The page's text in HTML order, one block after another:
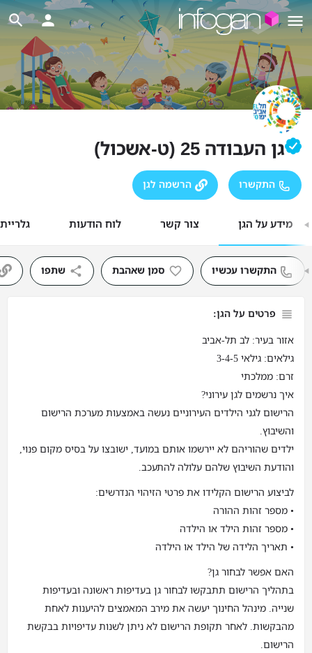
גן העבודה 25 (ט-אשכול)
התקשרו הרשמה לגן
מידע על הגן צור קשר לוח הודעות
התקשרו עכשיו סמן שאהבת שתפו
פרטים על הגן:
אזור בעיר: לב תל-אביב
גילאים: גילאי 3-4-5
זרם: ממלכתי
איך נרשמים לגן עירוני?
הרישום לגני הילדים העירוניים נעשה באמצעות מערכת הרישום
והשיבוץ.
ילדים שהוריהם לא יירשמו אותם במועד, ישובצו על בסיס מקום פנוי,
והודעת השיבוץ שלהם עלולה להתעכב.
לביצוע הרישום הקלידו את פרטי הזיהוי הנדרשים:
• מספר זהות ההורה
• מספר זהות הילד או הילדה
• תאריך הלידה של הילד או הילדה
האם אפשר לבחור גן?
בתהליך הרישום תתבקשו לבחור גן בעדיפות ראשונה ובעדיפות
שנייה. מינהל החינוך יעשה את מירב המאמצים להיענות לאחת
מהבקשות. לאחר תקופת הרישום לא ניתן לשנות עדיפויות בבקשת
הרישום.